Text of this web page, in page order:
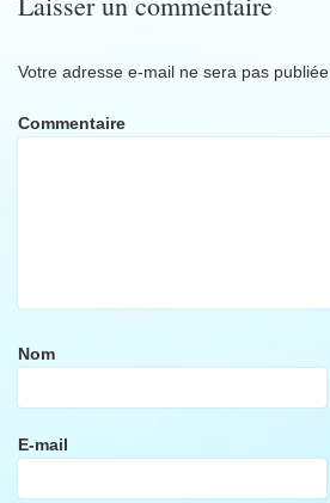
Votre adresse e-mail ne sera pas publiée.
Commentaire
Nom
E-mail